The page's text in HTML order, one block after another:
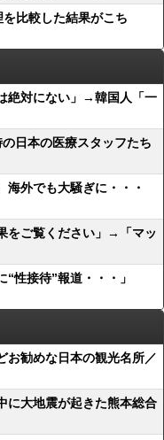
比較した結果がこち
絶対にない」→韓国人「一
日本の医療スタッフたち
外でも大騒ぎに・・・
をご覧ください」→「マッ
性接待”報道・・・」
お勧めな日本の観光名所／
に大地震が起きた熊本総合